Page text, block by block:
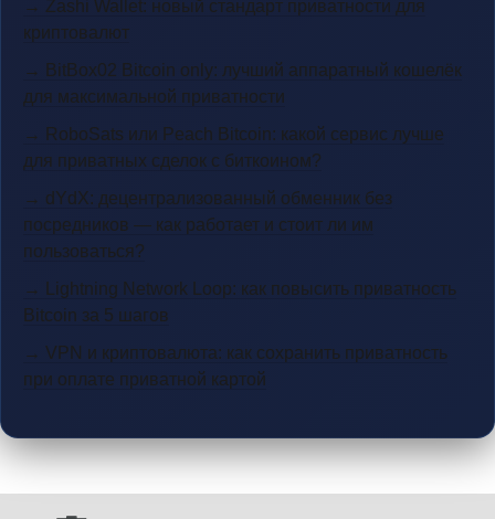
→ Zashi Wallet: новый стандарт приватности для
криптовалют
→ BitBox02 Bitcoin only: лучший аппаратный кошелёк
для максимальной приватности
→ RoboSats или Peach Bitcoin: какой сервис лучше
для приватных сделок с биткоином?
→ dYdX: децентрализованный обменник без
посредников — как работает и стоит ли им
пользоваться?
→ Lightning Network Loop: как повысить приватность
Bitcoin за 5 шагов
→ VPN и криптовалюта: как сохранить приватность
при оплате приватной картой